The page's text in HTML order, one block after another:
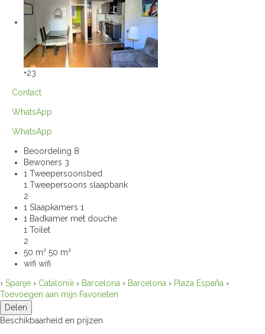
+23
Contact
WhatsApp
WhatsApp
Beoordeling 8
Bewoners 3
1 Tweepersoonsbed
1 Tweepersoons slaapbank
2
1 Slaapkamers 1
1 Badkamer met douche
1 Toilet
2
50 m² 50 m²
wifi wifi
› Spanje › Catalonië › Barcelona › Barcelona › Plaza España ›
Toevoegen aan mijn Favorieten
Delen
Beschikbaarheid en prijzen